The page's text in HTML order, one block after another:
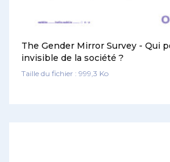
The Gender Mirror Survey - Qui
invisible de la société ?
Taille du fichier : 999,3 Ko